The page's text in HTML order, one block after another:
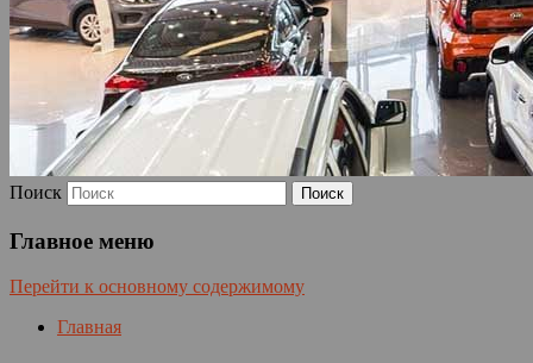
Поиск
Главное меню
Перейти к основному содержимому
Главная